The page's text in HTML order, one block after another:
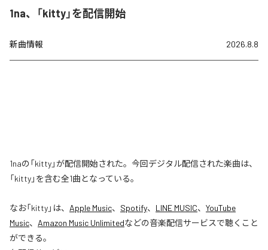
1na、「kitty」を配信開始
新曲情報 2026.8.8
1naの「kitty」が配信開始された。今回デジタル配信された楽曲は、
「kitty」を含む全1曲となっている。
なお「kitty」は、 Apple Music、 Spotify、 LINE MUSIC、 YouTube
Music、 Amazon Music Unlimitedなどの音楽配信サービスで聴くこと
ができる。